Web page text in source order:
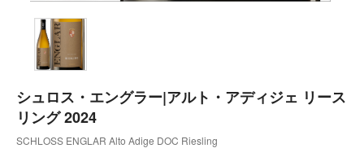
シュロス・エングラー|アルト・アディジェ リース
リング 2024
SCHLOSS ENGLAR Alto Adige DOC Riesling